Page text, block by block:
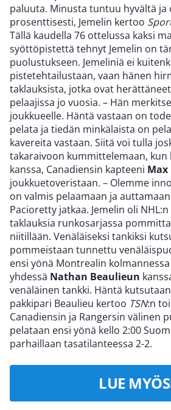
paluuta. Minusta tuntuu hyvältä ja
prosenttisesti, Jemelin kertoo
Tällä kaudella 76 ottelussa kaksi
syöttöpistettä tehnyt Jemelin on
puolustukseen. Jemeliniä ei
pistetehtailustaan, vaan hänen
taklauksista, jotka ovat
pelaajissa jo vuosia. – Hän
joukkueelle. Häntä vastaan on
pelata ja tiedän minkälaista on
kavereita vastaan. Siitä voi tulla
takaraivoon kummittelemaan, kun
kanssa, Canadiensin kapteeni
joukkuetoveristaan. – Olemme
on valmis pelaamaan ja
Pacioretty jatkaa. Jemelin oli
taklauksia runkosarjassa
niitillään. Venäläiseksi tankiksi
pommeistaan tunnettu
ensi yönä Montrealin
yhdessä Nathan Beaulieun
venäläinen tankki. Häntä
pakkipari Beaulieu kertoo TSN:n
Canadiensin ja Rangersin välinen
pelataan ensi yönä kello 2:00
parhaillaan tasatilanteessa 2-2.
LUE